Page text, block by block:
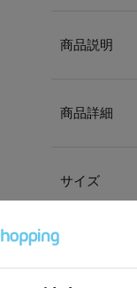
商品説明
商品詳細
サイズ
配送